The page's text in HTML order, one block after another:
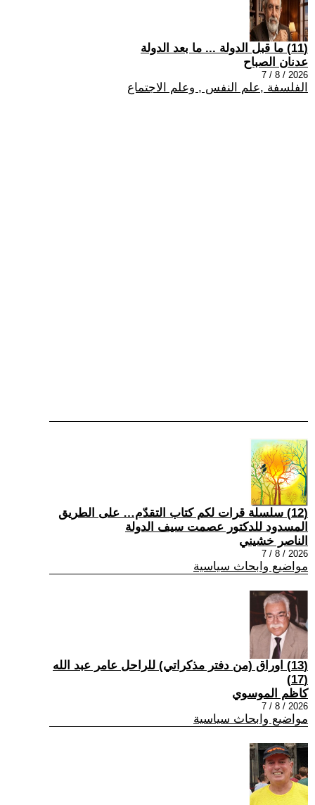
(11) ما قبل الدولة ... ما بعد الدولة
عدنان الصباح
2026 / 8 / 7
الفلسفة ,علم النفس , وعلم الاجتماع
(12) سلسلة قرات لكم كتاب التقدّم… على الطريق
المسدود للدكتور عصمت سيف الدولة
الناصر خشيني
2026 / 8 / 7
مواضيع وابحاث سياسية
(13) اوراق (من دفتر مذكراتي) للراحل عامر عبد الله
(17)
كاظم الموسوي
2026 / 8 / 7
مواضيع وابحاث سياسية